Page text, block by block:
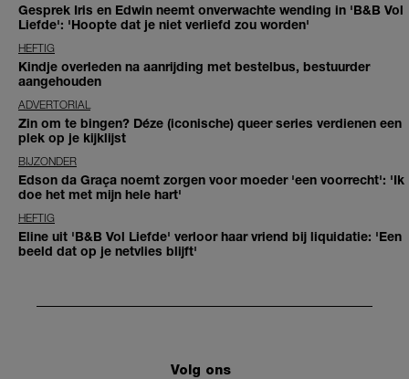
Gesprek Iris en Edwin neemt onverwachte wending in 'B&B Vol
Liefde': 'Hoopte dat je niet verliefd zou worden'
HEFTIG
Kindje overleden na aanrijding met bestelbus, bestuurder
aangehouden
ADVERTORIAL
Zin om te bingen? Déze (iconische) queer series verdienen een
plek op je kijklijst
BIJZONDER
Edson da Graça noemt zorgen voor moeder 'een voorrecht': 'Ik
doe het met mijn hele hart'
HEFTIG
Eline uit 'B&B Vol Liefde' verloor haar vriend bij liquidatie: 'Een
beeld dat op je netvlies blijft'
Volg ons